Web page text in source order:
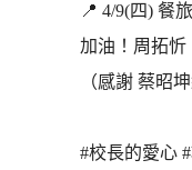
📍 4/9(四) 餐
加油！周拓忻
（感謝 蔡昭
#校長的愛心